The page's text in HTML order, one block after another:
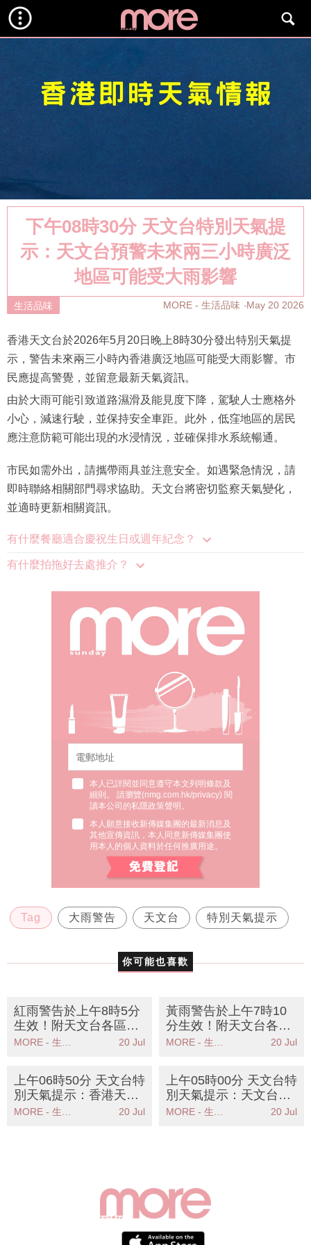
下午08時30分 天文台特別天氣提
示：天文台預警未來兩三小時廣泛
地區可能受大雨影響
生活品味 MORE - 生活品味 May 20 2026
香港天文台於2026年5月20日晚上8時30分發出特別天氣提
示，警告未來兩三小時內香港廣泛地區可能受大雨影響。市
民應提高警覺，並留意最新天氣資訊。
由於大雨可能引致道路濕滑及能見度下降，駕駛人士應格外
小心，減速行駛，並保持安全車距。此外，低窪地區的居民
應注意防範可能出現的水浸情況，並確保排水系統暢通。
市民如需外出，請攜帶雨具並注意安全。如遇緊急情況，請
即時聯絡相關部門尋求協助。天文台將密切監察天氣變化，
並適時更新相關資訊。
有什麼餐廳適合慶祝生日或週年紀念？
有什麼拍拖好去處推介？
本人已詳閱並同意遵守本文列明條款及
細則。 請瀏覽(nmg.com.hk/privacy) 閱
讀本公司的私隱政策聲明。
本人願意接收新傳媒集團的最新消息及
其他宣傳資訊，本人同意新傳媒集團使
用本人的個人資料於任何推廣用途。
Tag 大雨警告 天文台 特別天氣提示
你可能也喜歡
紅雨警告於上午8時5分
生效！附天文台各區雨
量分佈圖MORE - 生活品味 20 Jul
黃雨警告於上午7時10
分生效！附天文台各區
雨量分佈圖
MORE - 生活品味 20 Jul
上午06時50分 天文台特
別天氣提示：香港天文
台發出特別天氣提示廣
20 Jul
上午05時00分 天文台特
別天氣提示：天文台預
警珠江口雨勢加劇市民
20 Jul